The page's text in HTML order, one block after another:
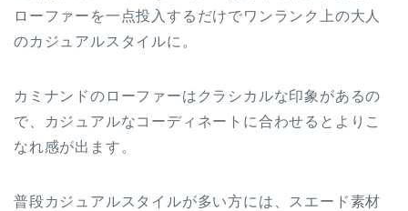
ローファーを一点投入するだけでワンランク上の大人
のカジュアルスタイルに。
カミナンドのローファーはクラシカルな印象があるの
で、カジュアルなコーディネートに合わせるとよりこ
なれ感が出ます。
普段カジュアルスタイルが多い方には、スエード素材